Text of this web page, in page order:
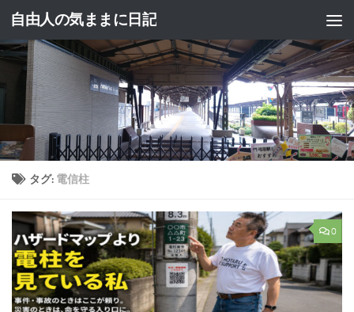
コンテンツへスキップ
自由人の気ままに日記
タグ: 電信柱
0